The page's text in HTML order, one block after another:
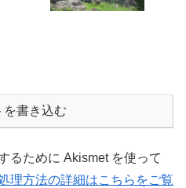
を書き込む
るために Akismet を使って
理方法の詳細はこちらをご覧